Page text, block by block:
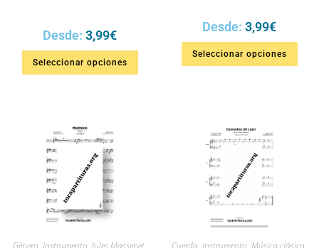
Desde: 3,99€
Seleccionar opciones
Desde: 3,99€
Seleccionar opciones
Género, Instrumento, ‎Jules Massenet, Cuerda, Instrumento, Música clásica,